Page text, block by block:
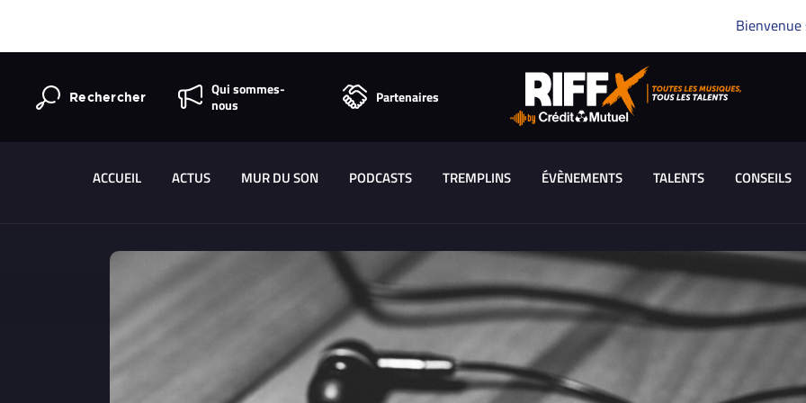
Bienvenue
Rechercher
Qui sommes-
nous
Partenaires
ACCUEIL ACTUS MUR DU SON PODCASTS TREMPLINS ÉVÈNEMENTS TALENTS CONSEILS